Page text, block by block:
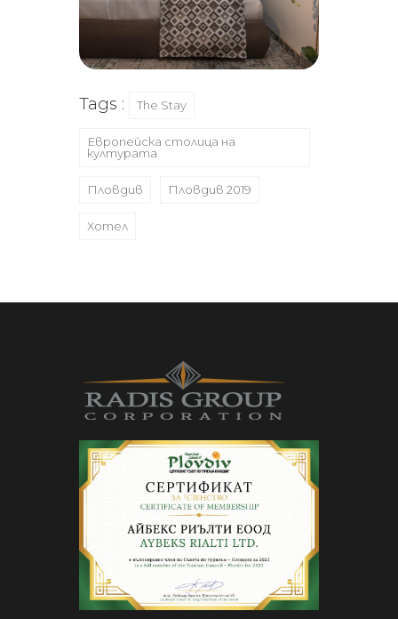
Tags : The Stay
Европейска столица на
културата
Пловдив Пловдив 2019
Хотел